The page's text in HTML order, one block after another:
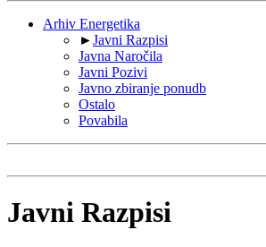
Arhiv Energetika
►Javni Razpisi
Javna Naročila
Javni Pozivi
Javno zbiranje ponudb
Ostalo
Povabila
Javni Razpisi